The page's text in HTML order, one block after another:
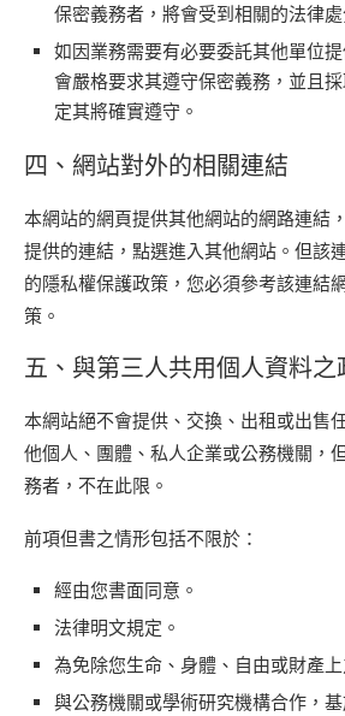
保密義務者，將會受到相關的法律處
如因業務需要有必要委託其他單位
會嚴格要求其遵守保密義務，並且
定其將確實遵守。
四、網站對外的相關連結
本網站的網頁提供其他網站的網路連結
提供的連結，點選進入其他網站。但該
的隱私權保護政策，您必須參考該連結
策。
五、與第三人共用個人資料之
本網站絕不會提供、交換、出租或出售
他個人、團體、私人企業或公務機關，
務者，不在此限。
前項但書之情形包括不限於：
經由您書面同意。
法律明文規定。
為免除您生命、身體、自由或財產上
與公務機關或學術研究機構合作，